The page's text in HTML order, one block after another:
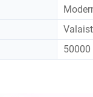
50000